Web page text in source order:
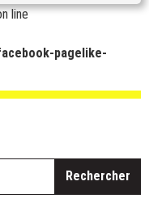
line
pagelike-